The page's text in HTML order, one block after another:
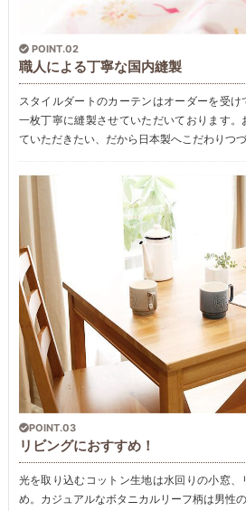
POINT.02
職人による丁寧な国内縫製
スタイルダートのカーテンはオーダーを受
一枚丁寧に縫製させていただいております
ていただきたい、だから日本製へこだわりつづ
POINT.03
リビングにおすすめ！
光を取り込むコットン生地は水回りの小窓
め。カジュアルなボタニカルリーフ柄は男性